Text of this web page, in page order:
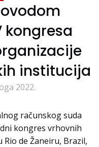
kongresa
institucija
2022.
računskog suda
kongres vrhovnih
Rio de Žaneiru, Brazil,